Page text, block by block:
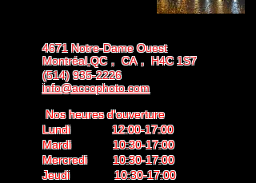
4671 Notre-Dame Ouest
Montréal,QC， CA， H4C 1S7
(514) 935-2226
info@accophoto.com
Nos heures d'ouverture
Lundi 12:00-17:00
Mardi 10:30-17:00
Mercredi 10:30-17:00
Jeudi 10:30-17:00